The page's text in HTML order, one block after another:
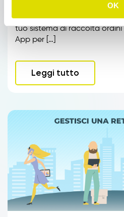
OK
App per agenti Compili
tuo sistema di raccolta
App per […]
Leggi tutto